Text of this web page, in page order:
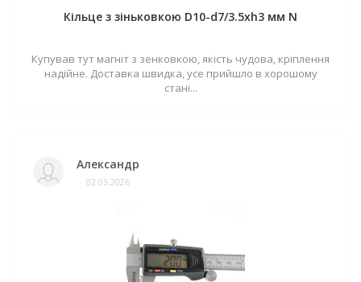
Кільце з зіньковкою D10-d7/3.5хh3 мм N
Купував тут магніт з зенковкою, якість чудова, кріплення
надійне. Доставка швидка, усе прийшло в хорошому
стані...
Александр
02.05.2026